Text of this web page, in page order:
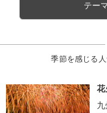
テー
季節を感じる
花